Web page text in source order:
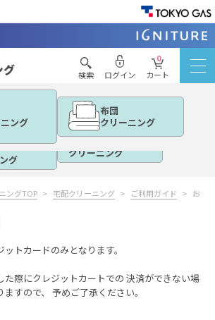
検索 ログイン
0
カート
ング
布団
クリーニング
グ
布団
クリーニング
ングTOP 宅配クリーニング ご利用ガイド お支
トカードのみとなります。
た際にクレジットカートでの 決済ができない場
すので、 予めご了承ください。